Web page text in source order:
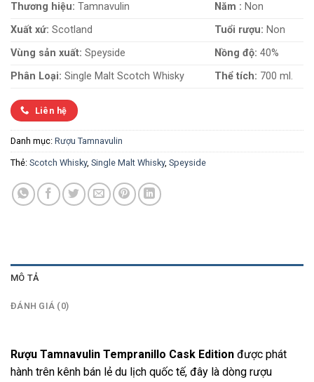
Thương hiệu: Tamnavulin Năm : Non
Xuất xứ: Scotland Tuổi rượu: Non
Vùng sản xuất: Speyside Nồng độ: 40%
Phân Loại: Single Malt Scotch Whisky Thể tích: 700 ml.
Liên hệ
Danh mục: Rượu Tamnavulin
Thẻ: Scotch Whisky, Single Malt Whisky, Speyside
MÔ TẢ
ĐÁNH GIÁ (0)
Rượu Tamnavulin Tempranillo Cask Edition được phát
hành trên kênh bán lẻ du lịch quốc tế, đây là dòng rượu